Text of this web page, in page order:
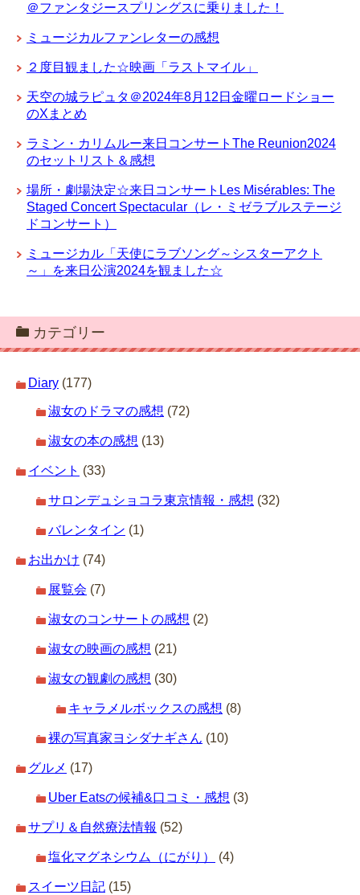
＠ファンタジースプリングスに乗りました！
ミュージカルファンレターの感想
２度目観ました☆映画「ラストマイル」
天空の城ラピュタ＠2024年8月12日金曜ロードショー
のXまとめ
ラミン・カリムルー来日コンサートThe Reunion2024
のセットリスト＆感想
場所・劇場決定☆来日コンサートLes Misérables: The
Staged Concert Spectacular（レ・ミゼラブルステージ
ドコンサート）
ミュージカル「天使にラブソング～シスターアクト
～」を来日公演2024を観ました☆
カテゴリー
Diary (177)
淑女のドラマの感想 (72)
淑女の本の感想 (13)
イベント (33)
サロンデュショコラ東京情報・感想 (32)
バレンタイン (1)
お出かけ (74)
展覧会 (7)
淑女のコンサートの感想 (2)
淑女の映画の感想 (21)
淑女の観劇の感想 (30)
キャラメルボックスの感想 (8)
裸の写真家ヨシダナギさん (10)
グルメ (17)
Uber Eatsの候補&口コミ・感想 (3)
サプリ＆自然療法情報 (52)
塩化マグネシウム（にがり） (4)
スイーツ日記 (15)